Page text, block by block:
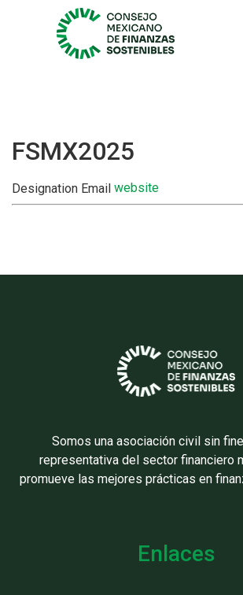
FSMX2025
Designation Email website
Somos una asociación civil sin
representativa del sector financiero
promueve las mejores prácticas en
Enlaces